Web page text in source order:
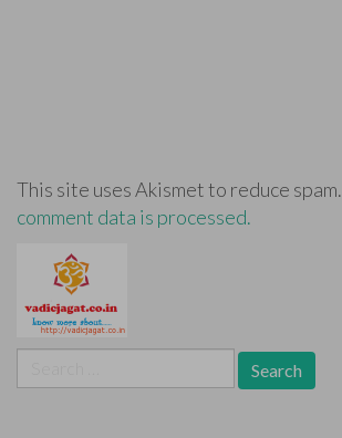
This site uses Akismet to reduce spam.
comment data is processed.
for: